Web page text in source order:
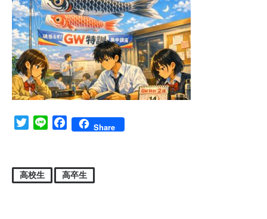
TwitterLine FacebookShare
高校生 高卒生